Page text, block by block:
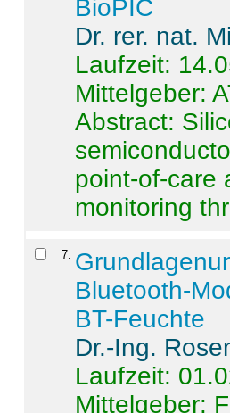
BioPIC
Dr. rer. nat.
Laufzeit:
Mittelgeber:
Abstract:
point-of-care
monitoring
7
Bluetooth-
BT-Feuchte
Dr.-Ing.
Laufzeit:
Mittelgeber: